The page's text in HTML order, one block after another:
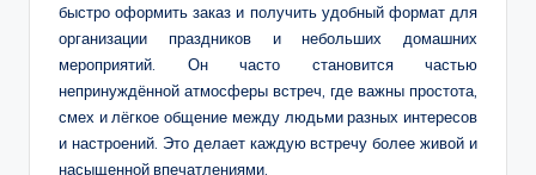
быстро оформить заказ и получить удобный формат для
организации праздников и небольших домашних
мероприятий. Он часто становится частью
непринуждённой атмосферы встреч, где важны простота,
смех и лёгкое общение между людьми разных интересов
и настроений. Это делает каждую встречу более живой и
насыщенной впечатлениями.